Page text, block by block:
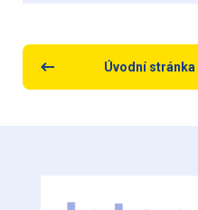
Úvodní